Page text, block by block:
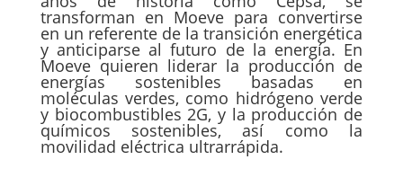
transforman en Moeve para convertirse
en un referente de la transición energética
y anticiparse al futuro de la energía. En
Moeve quieren liderar la producción de
energías sostenibles basadas en
moléculas verdes, como hidrógeno verde
y biocombustibles 2G, y la producción de
químicos sostenibles, así como la
movilidad eléctrica ultrarrápida.